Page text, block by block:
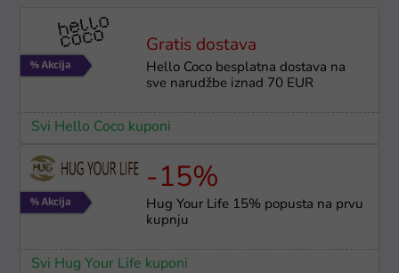
Gratis dostava
Hello Coco besplatna dostava na
sve narudžbe iznad 70 EUR
Svi Hello Coco kuponi
-15%
Hug Your Life 15% popusta na prvu
kupnju
Svi Hug Your Life kuponi